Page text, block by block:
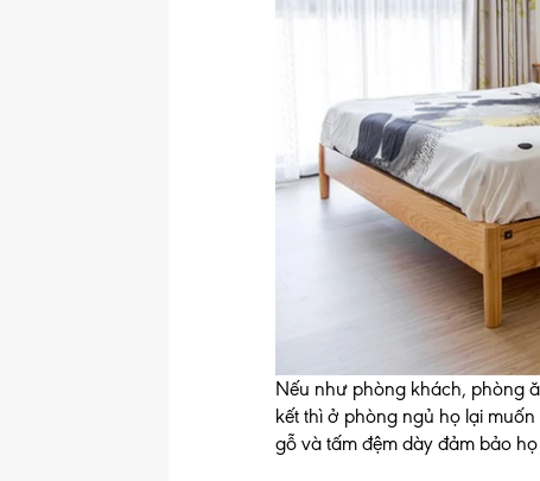
Nếu như phòng khách, phòng
kết thì ở phòng ngủ họ lại
gỗ và tấm đệm dày đảm bảo